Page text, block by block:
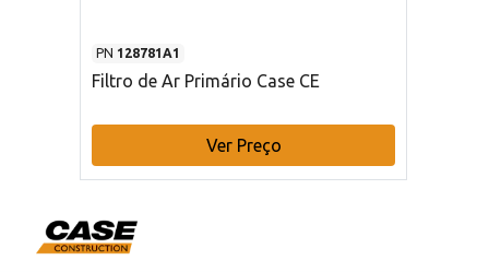
PN 128781A1
Filtro de Ar Primário Case CE
Ver Preço